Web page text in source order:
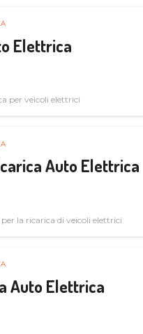
Elettrica
per veicoli elettrici
Auto Elettrica
la ricarica di veicoli elettrici
Auto Elettrica